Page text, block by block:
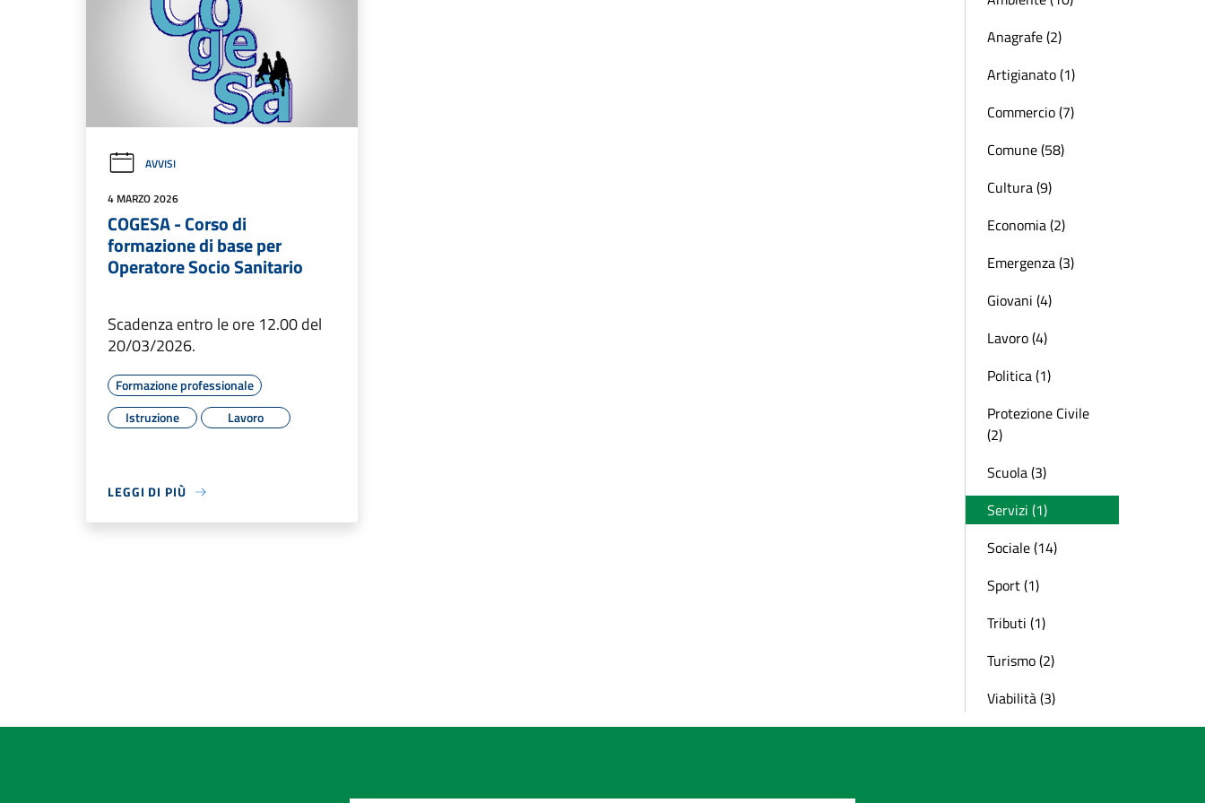
AVVISI
4 MARZO 2026
COGESA - Corso di
formazione di base per
Operatore Socio Sanitario
Scadenza entro le ore 12.00 del
20/03/2026.
Formazione professionale
Istruzione
Lavoro
LEGGI DI PIÙ
Anagrafe (2)
Artigianato (1)
Commercio (7)
Comune (58)
Cultura (9)
Economia (2)
Emergenza (3)
Giovani (4)
Lavoro (4)
Politica (1)
Protezione Civile
(2)
Scuola (3)
Servizi (1)
Sociale (14)
Sport (1)
Tributi (1)
Turismo (2)
Viabilità (3)